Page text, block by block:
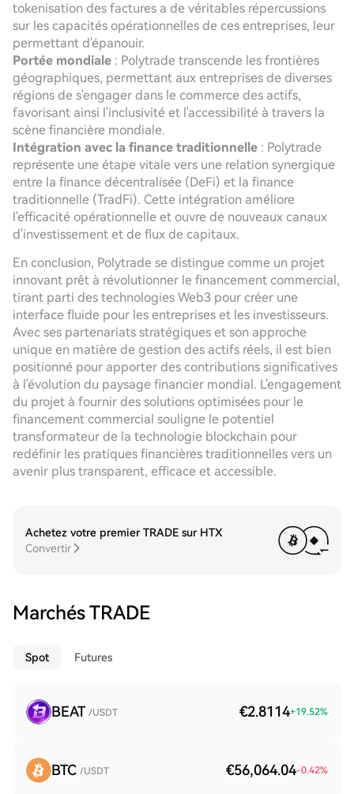
tokenisation des factures a de véritables répercussions
sur les capacités opérationnelles de ces entreprises, leur
permettant d'épanouir.
Portée mondiale : Polytrade transcende les frontières
géographiques, permettant aux entreprises de diverses
régions de s'engager dans le commerce des actifs,
favorisant ainsi l'inclusivité et l'accessibilité à travers la
scène financière mondiale.
Intégration avec la finance traditionnelle : Polytrade
représente une étape vitale vers une relation synergique
entre la finance décentralisée (DeFi) et la finance
traditionnelle (TradFi). Cette intégration améliore
l'efficacité opérationnelle et ouvre de nouveaux canaux
d'investissement et de flux de capitaux.
En conclusion, Polytrade se distingue comme un projet
innovant prêt à révolutionner le financement commercial,
tirant parti des technologies Web3 pour créer une
interface fluide pour les entreprises et les investisseurs.
Avec ses partenariats stratégiques et son approche
unique en matière de gestion des actifs réels, il est bien
positionné pour apporter des contributions significatives
à l'évolution du paysage financier mondial. L'engagement
du projet à fournir des solutions optimisées pour le
financement commercial souligne le potentiel
transformateur de la technologie blockchain pour
redéfinir les pratiques financières traditionnelles vers un
avenir plus transparent, efficace et accessible.
Achetez votre premier TRADE sur HTX
Convertir
Marchés TRADE
Spot Futures
BEAT /USDT €2.8114+19.52%
BTC /USDT €56,064.04-0.42%